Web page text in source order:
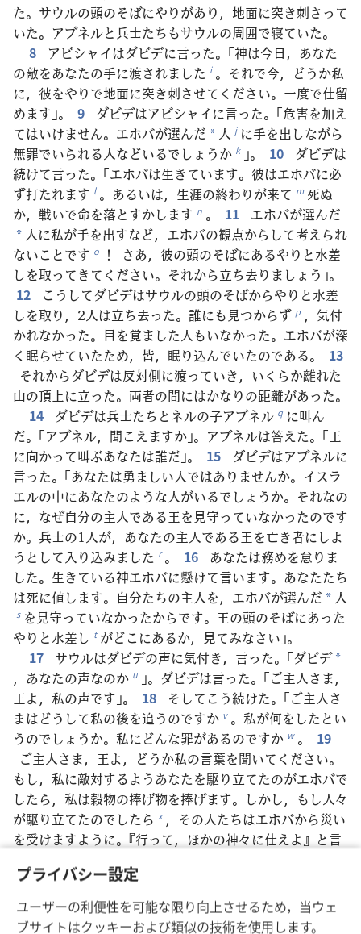
プライバシー設定
ユーザーの利便性を可能な限り向上させるため，当ウェ
ブサイトはクッキーおよび類似の技術を使用します。
た。サウルの頭のそばにやりがあり，地面に突き刺さって
いた。アブネルと兵士たちもサウルの周囲で寝ていた。
8
アビシャイはダビデに言った。「神は今日，あなた
の敵をあなたの手に渡されました i 。それで今，どうか私
に，彼をやりで地面に突き刺させてください。一度で仕留
めます」。
9
ダビデはアビシャイに言った。「危害を加え
てはいけません。エホバが選んだ * 人 j に手を出しながら
無罪でいられる人などいるでしょうか k 」。 10
ダビデは
続けて言った。「エホバは生きています。彼はエホバに必
ず打たれます l 。あるいは，生涯の終わりが来て m 死ぬ
か，戦いで命を落とすかします n 。 11 エホバが選んだ
* 人に私が手を出すなど，エホバの観点からして考えられ
ないことです o
！ さあ，彼の頭のそばにあるやりと水差
しを取ってきてください。それから立ち去りましょう」。
12
こうしてダビデはサウルの頭のそばからやりと水差
しを取り，2人は立ち去った。誰にも見つからず p ，気付
かれなかった。目を覚ました人もいなかった。エホバが深
く眠らせていたため，皆，眠り込んでいたのである。
13
それからダビデは反対側に渡っていき，いくらか離れた
山の頂上に立った。両者の間にはかなりの距離があった。
14
ダビデは兵士たちとネルの子アブネル q に叫ん
だ。「アブネル，聞こえますか」。アブネルは答えた。「王
に向かって叫ぶあなたは誰だ」。
15
ダビデはアブネルに
言った。「あなたは勇ましい人ではありませんか。イスラ
エルの中にあなたのような人がいるでしょうか。それなの
に，なぜ自分の主人である王を見守っていなかったのです
か。兵士の1人が，あなたの主人である王を亡き者にしよ
うとして入り込みました r 。 16
あなたは務めを怠りま
した。生きている神エホバに懸けて言います。あなたたち
は死に値します。自分たちの主人を，エホバが選んだ * 人
s を見守っていなかったからです。王の頭のそばにあった
やりと水差し t がどこにあるか，見てみなさい」。
17
サウルはダビデの声に気付き，言った。「ダビデ *
，あなたの声なのか u 」。ダビデは言った。「ご主人さま，
王よ，私の声です」。
18
そしてこう続けた。「ご主人さ
まはどうして私の後を追うのですか v 。私が何をしたとい
うのでしょうか。私にどんな罪があるのですか w 。
19
ご主人さま，王よ，どうか私の言葉を聞いてください。
もし，私に敵対するようあなたを駆り立てたのがエホバで
したら，私は穀物の捧げ物を捧げます。しかし，もし人々
が駆り立てたのでしたら x ，その人たちはエホバから災い
を受けますように。『行って，ほかの神々に仕えよ』と言
す。 20 エホバのもとから離れた場所で私の血が地面に
落ちることがないようにしてください。イスラエルの王
は，山でシャコ *を追うかのように，1匹のノミ を捜し